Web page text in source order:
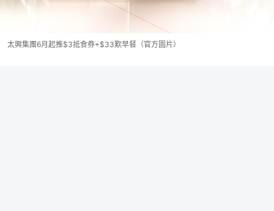
太興集團6月起推$3抵食券+$33歎早餐（官方圖片）